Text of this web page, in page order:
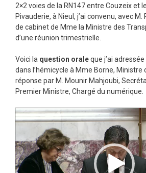
2×2 voies de la RN147 entre Couzeix et
Pivauderie, à Nieul, j’ai convenu, avec
de cabinet de Mme la Ministre des
d’une réunion trimestrielle.
Voici la question oraleque j’ai
dans l’hémicycle à Mme Borne, Ministre
réponse par M. Mounir Mahjoubi,
Premier Ministre, Chargé du numérique.
Lecteur
vidéo